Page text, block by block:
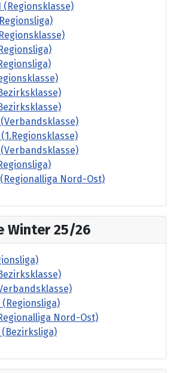
(Regionsklasse)
Nord-Ost)
Winter 25/26
Nord-Ost)